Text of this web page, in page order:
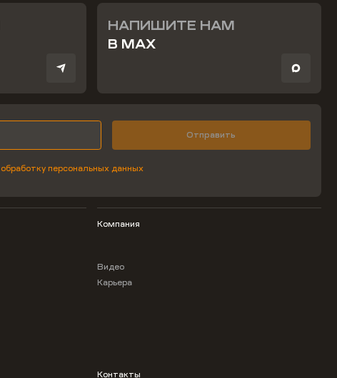
НАПИШИТЕ НАМ
В MAX
Отправить
обработку персональных данных
Компания
Видео
Карьера
Контакты